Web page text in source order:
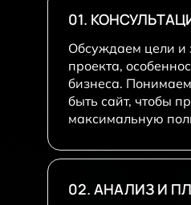
01.
Обсуждаем цели и
проекта,
бизнеса.
быть сайт, чтобы
максимальную
02. АНАЛИЗ И